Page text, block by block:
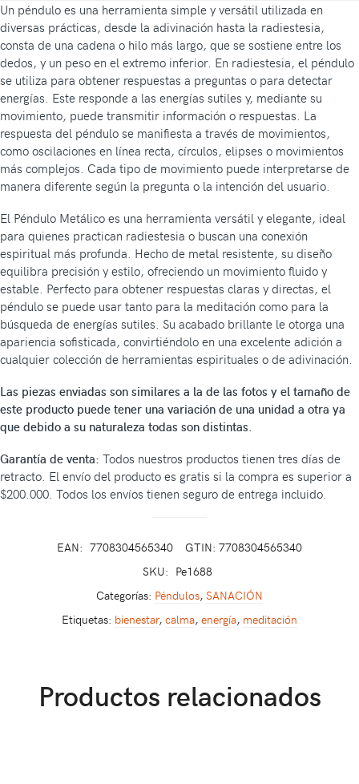
Un péndulo es una herramienta simple y versátil utilizada en
diversas prácticas, desde la adivinación hasta la radiestesia,
consta de una cadena o hilo más largo, que se sostiene entre los
dedos, y un peso en el extremo inferior. En radiestesia, el péndulo
se utiliza para obtener respuestas a preguntas o para detectar
energías. Este responde a las energías sutiles y, mediante su
movimiento, puede transmitir información o respuestas. La
respuesta del péndulo se manifiesta a través de movimientos,
como oscilaciones en línea recta, círculos, elipses o movimientos
más complejos. Cada tipo de movimiento puede interpretarse de
manera diferente según la pregunta o la intención del usuario.
El Péndulo Metálico es una herramienta versátil y elegante, ideal
para quienes practican radiestesia o buscan una conexión
espiritual más profunda. Hecho de metal resistente, su diseño
equilibra precisión y estilo, ofreciendo un movimiento fluido y
estable. Perfecto para obtener respuestas claras y directas, el
péndulo se puede usar tanto para la meditación como para la
búsqueda de energías sutiles. Su acabado brillante le otorga una
apariencia sofisticada, convirtiéndolo en una excelente adición a
cualquier colección de herramientas espirituales o de adivinación.
Las piezas enviadas son similares a la de las fotos y el tamaño de
este producto puede tener una variación de una unidad a otra ya
que debido a su naturaleza todas son distintas.
Garantía de venta: Todos nuestros productos tienen tres días de
retracto. El envío del producto es gratis si la compra es superior a
$200.000. Todos los envíos tienen seguro de entrega incluido.
EAN: 7708304565340
GTIN: 7708304565340
SKU: Pe1688
Categorías: Péndulos, SANACIÓN
Etiquetas: bienestar, calma, energía, meditación
Productos relacionados